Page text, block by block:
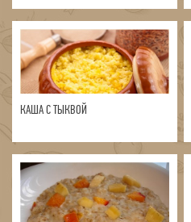
КАША С ТЫКВОЙ